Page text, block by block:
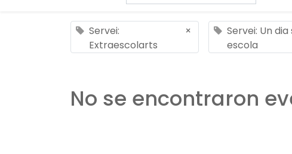
Servei:
Extraescolarts
×
Servei: Un dia
escola
No se encontraron